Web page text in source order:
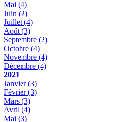
Mai (4)
Juin (2)
Juillet(4)
Août(3)
Septembre (2)
Octobre (4)
Novembre (4)
Décembre (4)
2021
Janvier(3)
Février(3)
Mars (3)
Avril (4)
Mai (3)